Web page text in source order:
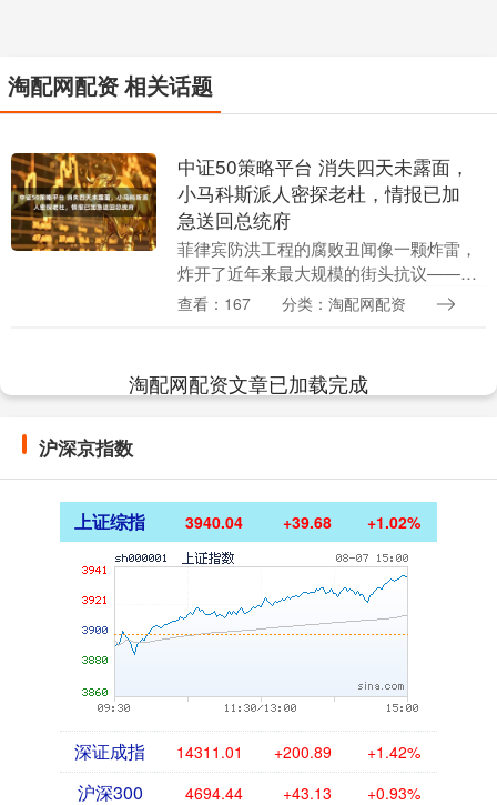
淘配网配资 相关话题
中证50策略平台 消失四天未露面，
小马科斯派人密探老杜，情报已加
急送回总统府
菲律宾防洪工程的腐败丑闻像一颗炸雷，
炸开了近年来最大规模的街头抗议——民
众举着“追讨百亿赃款”的标语围堵总统
查看：167 分类：淘配网配资
淘配网配资文章已加载完成
沪深京指数
上证综指 3940.04 +39.68 +1.02%
深证成指 14311.01 +200.89 +1.42%
沪深300 4694.44 +43.13 +0.93%